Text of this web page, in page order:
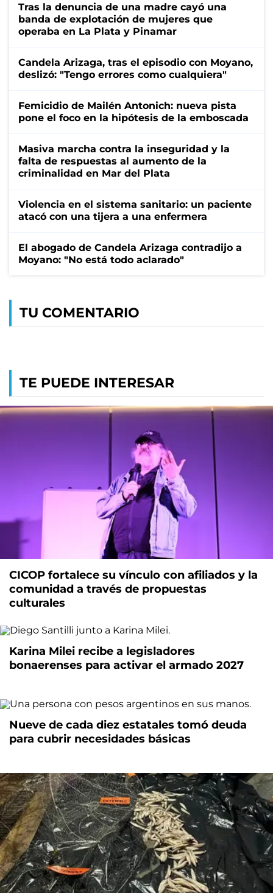
Tras la denuncia de una madre cayó una
banda de explotación de mujeres que
operaba en La Plata y Pinamar
Candela Arizaga, tras el episodio con Moyano,
deslizó: "Tengo errores como cualquiera"
Femicidio de Mailén Antonich: nueva pista
pone el foco en la hipótesis de la emboscada
Masiva marcha contra la inseguridad y la
falta de respuestas al aumento de la
criminalidad en Mar del Plata
Violencia en el sistema sanitario: un paciente
atacó con una tijera a una enfermera
El abogado de Candela Arizaga contradijo a
Moyano: "No está todo aclarado"
TU COMENTARIO
TE PUEDE INTERESAR
CICOP fortalece su vínculo con afiliados y la
comunidad a través de propuestas
culturales
Karina Milei recibe a legisladores
bonaerenses para activar el armado 2027
Nueve de cada diez estatales tomó deuda
para cubrir necesidades básicas